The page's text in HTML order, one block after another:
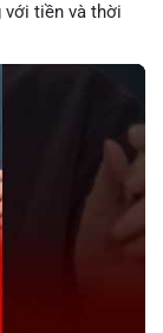
với tiền và thời
danh mục.
tái đầu tư vào
Cân bằng
tư đạt được